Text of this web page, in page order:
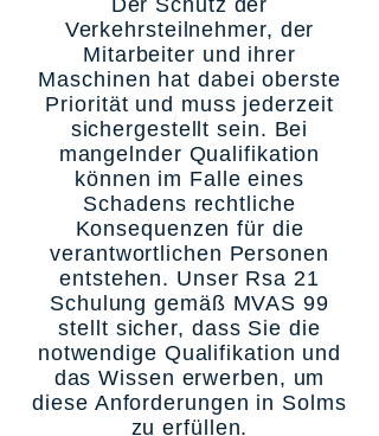
Der Schutz der
Verkehrsteilnehmer, der
Mitarbeiter und ihrer
Maschinen hat dabei oberste
Priorität und muss jederzeit
sichergestellt sein. Bei
mangelnder Qualifikation
können im Falle eines
Schadens rechtliche
Konsequenzen für die
verantwortlichen Personen
entstehen. Unser Rsa 21
Schulung gemäß MVAS 99
stellt sicher, dass Sie die
notwendige Qualifikation und
das Wissen erwerben, um
diese Anforderungen in Solms
zu erfüllen.